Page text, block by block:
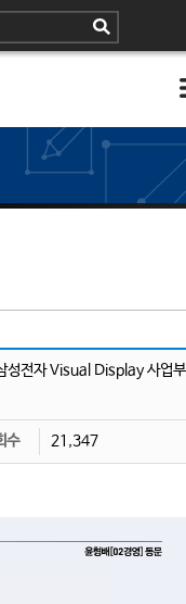
성전자 Visual Display 사업
수 21,347